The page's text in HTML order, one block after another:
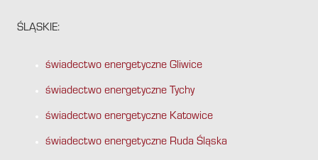
ŚLĄSKIE:
świadectwo energetyczne Gliwice
świadectwo energetyczne Tychy
świadectwo energetyczne Katowice
świadectwo energetyczne Ruda Śląska